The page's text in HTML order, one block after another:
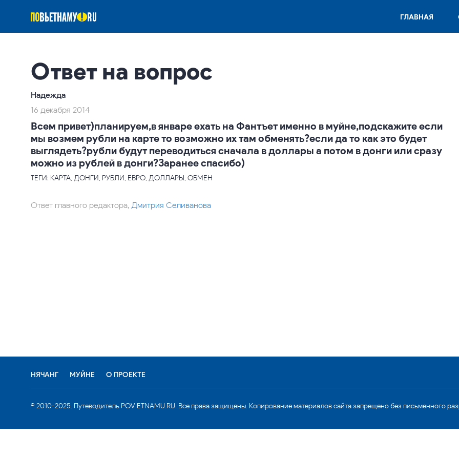
ГЛАВНАЯ
Ответ на вопрос
Надежда
16 декабря 2014
Всем привет)планируем,в январе ехать на Фантъет именно в муйне,подскажите если
мы возмем рубли на карте то возможно их там обменять?если да то как это будет
выглядеть?рубли будут переводиться сначала в доллары а потом в донги или сразу
можно из рублей в донги?Заранее спасибо)
ТЕГИ: КАРТА, ДОНГИ, РУБЛИ, ЕВРО, ДОЛЛАРЫ, ОБМЕН
Ответ главного редактора, Дмитрия Селиванова
НЯЧАНГ МУЙНЕ О ПРОЕКТЕ
© 2010-2025. Путеводитель POVIETNAMU.RU. Все права защищены. Копирование материалов сайта запрещено без письменного